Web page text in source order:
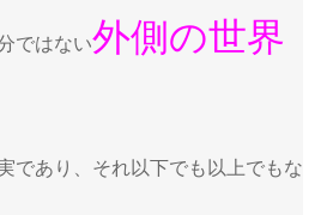
ではない外側の世界
であり、それ以下でも以上でもな